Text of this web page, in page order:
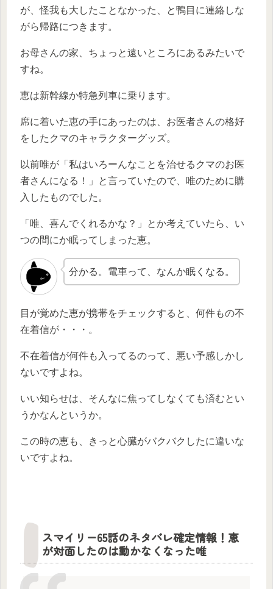
が、怪我も大したことなかった、と鴨目に連絡しな
がら帰路につきます。
お母さんの家、ちょっと遠いところにあるみたいで
すね。
恵は新幹線か特急列車に乗ります。
席に着いた恵の手にあったのは、お医者さんの格好
をしたクマのキャラクターグッズ。
以前唯が「私はいろーんなことを治せるクマのお医
者さんになる！」と言っていたので、唯のために購
入したものでした。
「唯、喜んでくれるかな？」とか考えていたら、い
つの間にか眠ってしまった恵。
分かる。電車って、なんか眠くなる。
目が覚めた恵が携帯をチェックすると、何件もの不
在着信が・・・。
不在着信が何件も入ってるのって、悪い予感しかし
ないですよね。
いい知らせは、そんなに焦ってしなくても済むとい
うかなんというか。
この時の恵も、きっと心臓がバクバクしたに違いな
いですよね。
スマイリー65話のネタバレ確定情報！恵
が対面したのは動かなくなった唯